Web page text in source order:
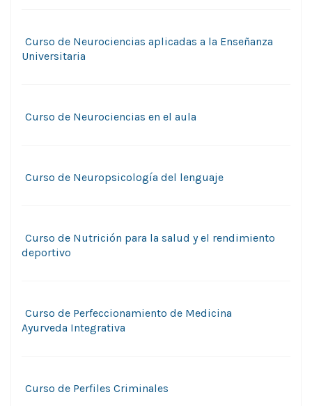
Curso de Neurociencias aplicadas a la Enseñanza
Universitaria
Curso de Neurociencias en el aula
Curso de Neuropsicología del lenguaje
Curso de Nutrición para la salud y el rendimiento
deportivo
Curso de Perfeccionamiento de Medicina
Ayurveda Integrativa
Curso de Perfiles Criminales